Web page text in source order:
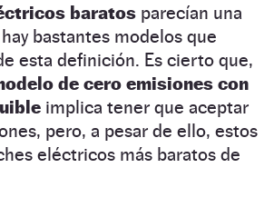
baratos parecían una
bastantes modelos que
esta definición. Es cierto que,
de cero emisiones con
implica tener que aceptar
pero, a pesar de ello, estos
eléctricos más baratos de